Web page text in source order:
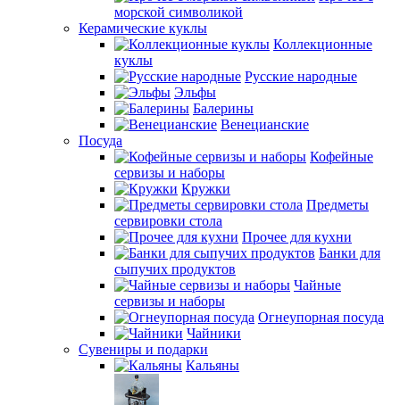
морской символикой
Керамические куклы
Коллекционные
куклы
Русские народные
Эльфы
Балерины
Венецианские
Посуда
Кофейные
сервизы и наборы
Кружки
Предметы
сервировки стола
Прочее для кухни
Банки для
сыпучих продуктов
Чайные
сервизы и наборы
Огнеупорная посуда
Чайники
Сувениры и подарки
Кальяны